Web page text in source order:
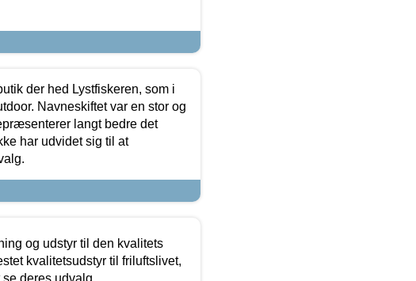
der hed Lystfiskeren, som i
Navneskiftet var en stor og
langt bedre det
har udvidet sig til at
og udstyr til den kvalitets
kvalitetsudstyr til friluftslivet,